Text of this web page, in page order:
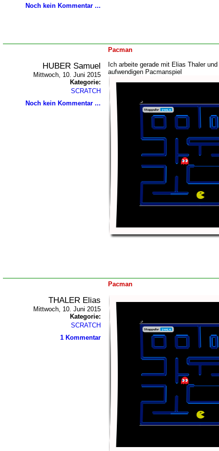
Noch kein Kommentar ...
Pacman
HUBER Samuel
Mittwoch, 10. Juni 2015
Kategorie:
SCRATCH
Noch kein Kommentar ...
Ich arbeite gerade mit Elias Thaler
aufwendigen Pacmanspiel
Pacman
THALER Elias
Mittwoch, 10. Juni 2015
Kategorie:
SCRATCH
1 Kommentar